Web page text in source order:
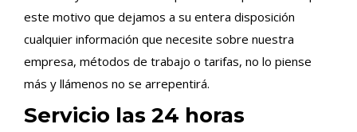
este motivo que dejamos a su entera disposición
cualquier información que necesite sobre nuestra
empresa, métodos de trabajo o tarifas, no lo piense
más y llámenos no se arrepentirá.
Servicio las 24 horas